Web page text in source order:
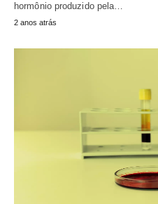
hormônio produzido pela…
2 anos atrás